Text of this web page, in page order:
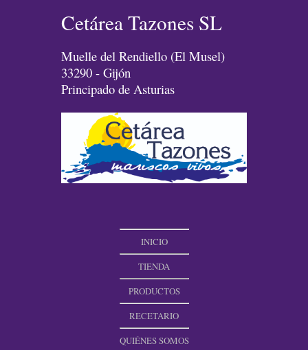
Cetárea Tazones SL
Muelle del Rendiello (El Musel)
33290 - Gijón
Principado de Asturias
INICIO
TIENDA
PRODUCTOS
RECETARIO
QUIÉNES SOMOS